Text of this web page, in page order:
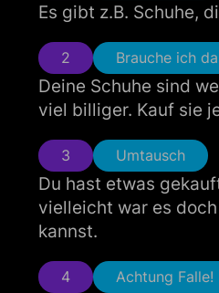
Es gibt z.B. Schuhe,
2 Brauche ich
Deine Schuhe sind
viel billiger. Kauf sie
3 Umtausch
Du hast etwas
vielleicht war es
kannst.
4 Achtung Falle!